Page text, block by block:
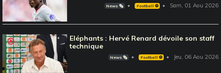
News 🗞️ Football ⚽️ Sam, 01 Aou 2026
Eléphants : Hervé Renard dévoile son staff
technique
News 🗞️ Football ⚽️ Jeu, 06 Aou 2026